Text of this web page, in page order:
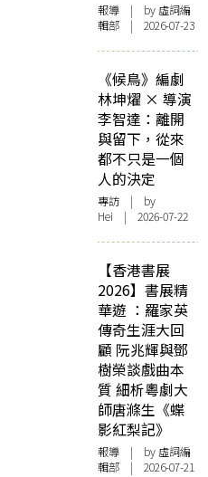
報導 | by 虛詞編
輯部 | 2026-07-23
《候鳥》編劇
林坤燿 × 導演
李智達：離開
與留下，從來
都不只是一個
人的決定
專訪 | by
Hei | 2026-07-22
【香港書展
2026】書展精
華遊 ：羅家英
傳奇生涯大回
顧 阮兆輝與鄧
樹榮談戲曲本
質 細析粵劇大
師唐滌生《蝶
影紅梨記》
報導 | by 虛詞編
輯部 | 2026-07-21